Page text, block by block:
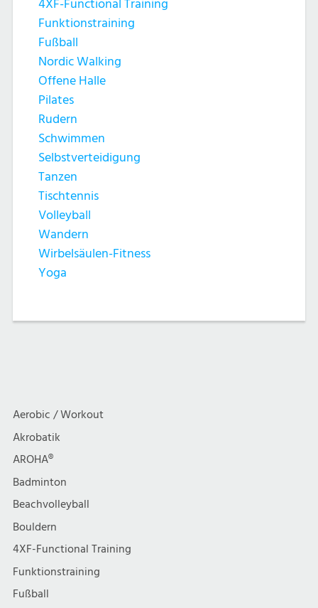
4XF-Functional Training
Funktionstraining
Fußball
Nordic Walking
Offene Halle
Pilates
Rudern
Schwimmen
Selbstverteidigung
Tanzen
Tischtennis
Volleyball
Wandern
Wirbelsäulen-Fitness
Yoga
Aerobic / Workout
Akrobatik
AROHA®
Badminton
Beachvolleyball
Bouldern
4XF-Functional Training
Funktionstraining
Fußball